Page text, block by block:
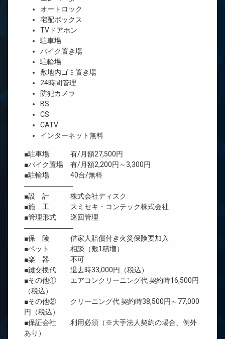
オートロック
宅配ボックス
TVドアホン
駐車場
バイク置き場
駐輪場
敷地内ゴミ置き場
24時間管理
防犯カメラ
BS
CS
CATV
インターネット無料
■駐車場 有/月額27,500円
■バイク置場 有/月額2,200円～3,300円
■駐輪場 40台/無料
―――――――
■設 計 株式会社ディスク
■施 工 スミセキ・コンテック株式会社
■管理形式 巡回管理
―――――――
■保 険 借家人賠償付き火災保険要加入
■ペット 相談（敷1積増）
■楽 器 不可
■鍵交換代 退去時33,000円（税込）
■その他① エアコンクリーニング代 契約時16,500円
（税込）
■その他② クリーニング代 契約時38,500円～77,000
円（税込）
■保証会社 利用必須（※大手法人契約の場合、例外
あり）